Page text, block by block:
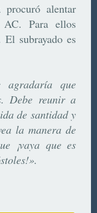
alentar
AC. Para ellos
subrayado es
agradaría que
Debe reunir a
de santidad y
la manera de
¡vaya que es